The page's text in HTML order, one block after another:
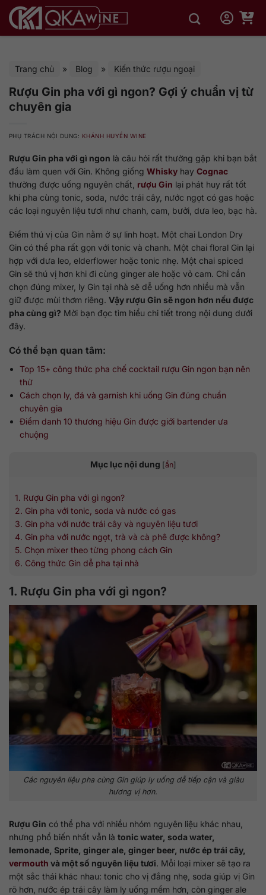
qua
Trang chủ » Blog » Kiến thức rượu ngoại
Rượu Gin pha với gì ngon? Gợi ý chuẩn vị từ
chuyên gia
PHỤ TRÁCH NỘI DUNG: KHÁNH HUYỀN WINE
Rượu Gin pha với gì ngon là câu hỏi rất thường gặp khi bạn bắt
đầu làm quen với Gin. Không giống Whisky hay Cognac
thường được uống nguyên chất, rượu Gin lại phát huy rất tốt
khi pha cùng tonic, soda, nước trái cây, nước ngọt có gas hoặc
các loại nguyên liệu tươi như chanh, cam, bưởi, dưa leo, bạc hà.
Điểm thú vị của Gin nằm ở sự linh hoạt. Một chai London Dry
Gin có thể pha rất gọn với tonic và chanh. Một chai floral Gin lại
hợp với dưa leo, elderflower hoặc tonic nhẹ. Một chai spiced
Gin sẽ thú vị hơn khi đi cùng ginger ale hoặc vỏ cam. Chỉ cần
chọn đúng mixer, ly Gin tại nhà sẽ dễ uống hơn nhiều mà vẫn
giữ được mùi thơm riêng. Vậy rượu Gin sẽ ngon hơn nếu được
pha cùng gì? Mời bạn đọc tìm hiểu chi tiết trong nội dung dưới
đây.
Có thể bạn quan tâm:
Top 15+ công thức pha chế cocktail rượu Gin ngon bạn nên
thử
Cách chọn ly, đá và garnish khi uống Gin đúng chuẩn
chuyên gia
Điểm danh 10 thương hiệu Gin được giới bartender ưa
chuộng
Mục lục nội dung [ẩn]
1. Rượu Gin pha với gì ngon?
2. Gin pha với tonic, soda và nước có gas
3. Gin pha với nước trái cây và nguyên liệu tươi
4. Gin pha với nước ngọt, trà và cà phê được không?
5. Chọn mixer theo từng phong cách Gin
6. Công thức Gin dễ pha tại nhà
1. Rượu Gin pha với gì ngon?
Các nguyên liệu pha cùng Gin giúp ly uống dễ tiếp cận và giàu
hương vị hơn.
Rượu Gin có thể pha với nhiều nhóm nguyên liệu khác nhau,
nhưng phổ biến nhất vẫn là tonic water, soda water,
lemonade, Sprite, ginger ale, ginger beer, nước ép trái cây,
vermouth và một số nguyên liệu tươi. Mỗi loại mixer sẽ tạo ra
một sắc thái khác nhau: tonic cho vị đắng nhẹ, soda giúp vị Gin
rõ hơn, nước ép trái cây làm ly uống mềm hơn, còn ginger ale